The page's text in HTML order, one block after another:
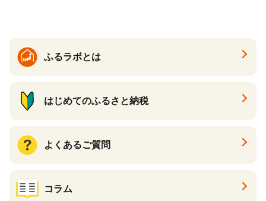
ふるラボとは
はじめてのふるさと納税
よくあるご質問
コラム